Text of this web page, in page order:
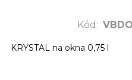
Kód :
KRYSTAL na okna 0,75 l